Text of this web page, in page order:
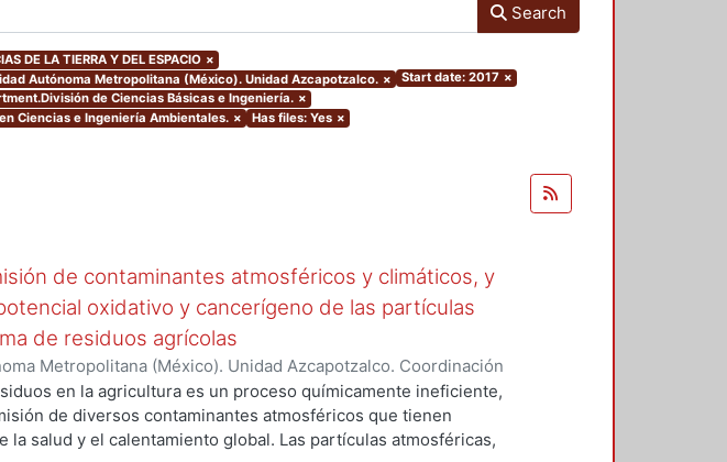
Search
DE LA TIERRA Y DEL ESPACIO ×
Autónoma Metropolitana (México). Unidad Azcapotzalco. × Start date: 2017 ×
de Ciencias Básicas e Ingeniería. ×
Ciencias e Ingeniería Ambientales. × Has files: Yes ×
de contaminantes atmosféricos y climáticos, y
oxidativo y cancerígeno de las partículas
de residuos agrícolas
Metropolitana (México). Unidad Azcapotzalco. Coordinación
,2017)SANTIAGO DE LA ROSA, NAXIELI
en la agricultura es un proceso químicamente ineficiente,
de diversos contaminantes atmosféricos que tienen
la salud y el calentamiento global. Las partículas atmosféricas,